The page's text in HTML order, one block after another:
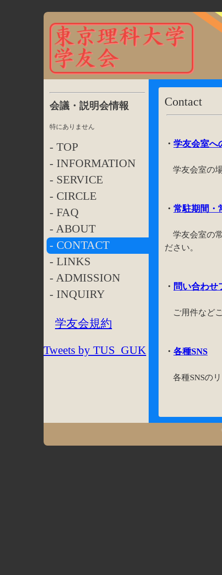
会議・説明会情報
特にありません
- TOP
- INFORMATION
- SERVICE
- CIRCLE
- FAQ
- ABOUT
- CONTACT
- LINKS
- ADMISSION
- INQUIRY
学友会規約
Tweets by TUS_GUK
Contact
・ 学友会室へ
学友会室の
・ 常駐期間・
学友会室の
ださい。
・ 問い合わせ
ご用件など
・ 各種SNS
各種SNSの